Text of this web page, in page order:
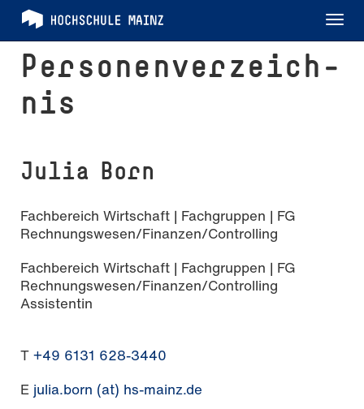
Per­so­nen­ver­zeich­
nis
Julia Born
Fachbereich Wirtschaft | Fachgruppen | FG
Rechnungswesen/Finanzen/Controlling
Fachbereich Wirtschaft | Fachgruppen | FG
Rechnungswesen/Finanzen/Controlling
Assistentin
T +49 6131 628-3440
E julia.born (at) hs-mainz.de